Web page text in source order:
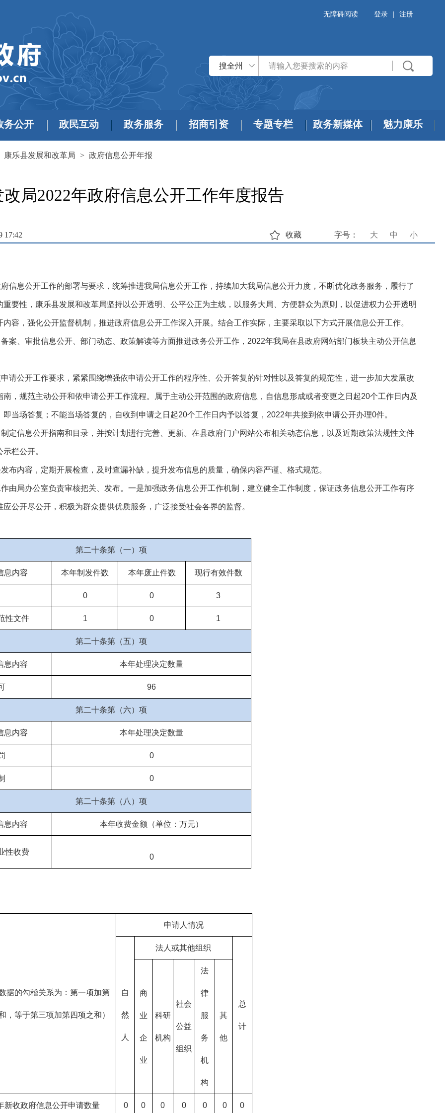
无障碍阅读 登录 注册
搜全州
务公开 政民互动 政务服务 招商引资 专题专栏 政务新媒体 魅力康乐
康乐县发展和改革局 > 政府信息公开年报
局2022年政府信息公开工作年度报告
17:42 字号： 大 中 小
收藏
信息公开工作的部署与要求，统筹推进我局信息公开工作，持续加大我局信息公开力度，不断优化政务服务，履行了
要性，康乐县发展和改革局坚持以公开透明、公平公正为主线，以服务大局、方便群众为原则，以促进权力公开透明
容，强化公开监督机制，推进政府信息公开工作深入开展。结合工作实际，主要采取以下方式开展信息公开工作。
案、审批信息公开、部门动态、政策解读等方面推进政务公开工作，2022年我局在县政府网站部门板块主动公开信息
请公开工作要求，紧紧围绕增强依申请公开工作的程序性、公开答复的针对性以及答复的规范性，进一步加大发展改
，规范主动公开和依申请公开工作流程。属于主动公开范围的政府信息，自信息形成或者变更之日起20个工作日内及
当场答复；不能当场答复的，自收到申请之日起20个工作日内予以答复 ，2022年共接到依申请公开办理0件。
定信息公开指南和目录，并按计划进行完善、更新。在县政府门户网站公布相关动态信息，以及近期政策法规性文件
栏公开。
布内容，定期开展检查，及时查漏补缺，提升发布信息的质量，确保内容严谨、格式规范。
由局办公室负责审核把关、发布。一是加强政务信息公开工作机制，建立健全工作制度，保证政务信息公开工作有序
公开尽公开，积极为群众提供优质服务，广泛接受社会各界的监督。
第二十条第（一）项
息内容 本年制发件数 本年废止件数 现行有效件数
0 0 3
性文件 1 0 1
第二十条第（五）项
息内容 本年处理决定数量
96
第二十条第（六）项
息内容 本年处理决定数量
0
0
第二十条第（八）项
息内容 本年收费金额（单位：万元）
性收费
0
据的勾稽关系为：第一项加第
，等于第三项加第四项之和）
申请人情况
自
然
人
法人或其他组织
总
计
商
业
企
业
科研
机构
社会
公益
组织
法
律
服
务
机
构
其
他
新收政府信息公开申请数量 0 0 0 0 0 0 0